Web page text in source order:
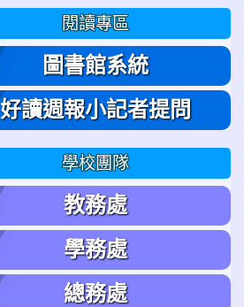
閱讀專區
圖書館系統
好讀週報小記者提問
學校團隊
教務處
學務處
總務處